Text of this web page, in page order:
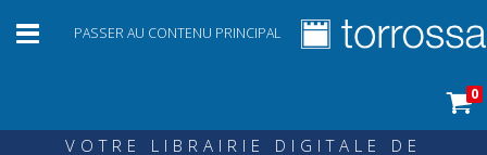
PASSER AU CONTENU PRINCIPAL
0
VOTRE LIBRAIRIE DIGITALE DE